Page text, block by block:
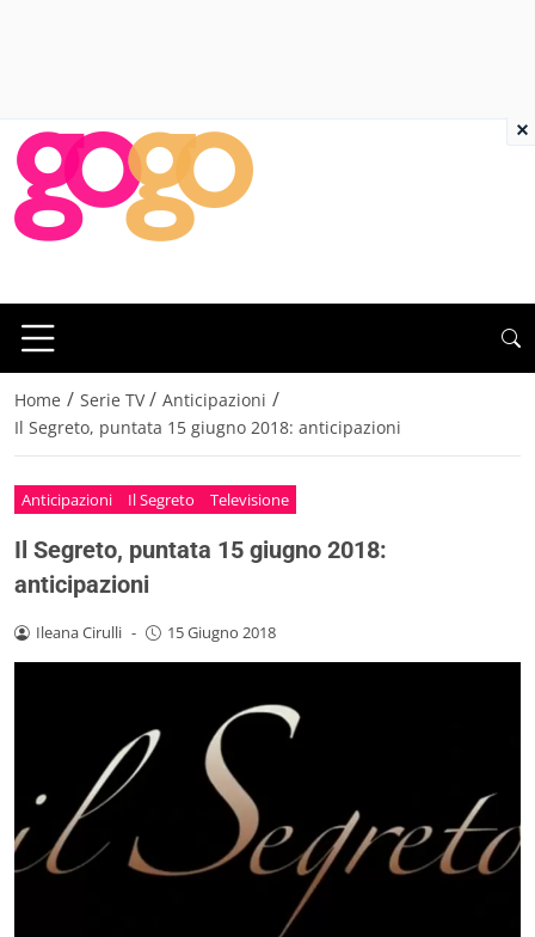
Home / Serie TV / Anticipazioni /
Il Segreto, puntata 15 giugno 2018: anticipazioni
Anticipazioni Il Segreto Televisione
Il Segreto, puntata 15 giugno 2018:
anticipazioni
Ileana Cirulli - 15 Giugno 2018
×